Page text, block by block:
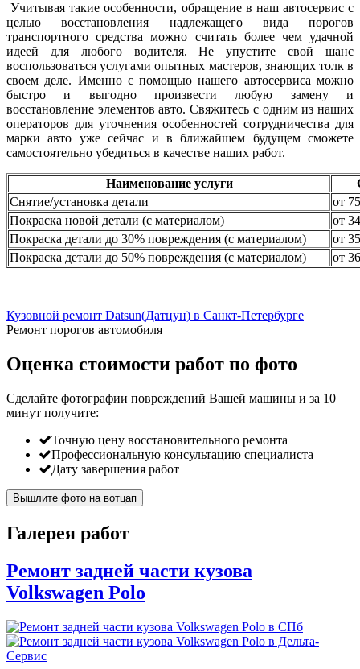
Учитывая такие особенности, обращение в наш автосервис с
целью восстановления надлежащего вида порогов
транспортного средства можно считать более чем удачной
идеей для любого водителя. Не упустите свой шанс
воспользоваться услугами опытных мастеров, знающих толк в
своем деле. Именно с помощью нашего автосервиса можно
быстро и выгодно произвести любую замену и
восстановление элементов авто. Свяжитесь с одним из наших
операторов для уточнения особенностей сотрудничества для
марки авто уже сейчас и в ближайшем будущем сможете
самостоятельно убедиться в качестве наших работ.
Наименование услуги
Снятие/установка детали
от
Покраска новой детали (с материалом)
от
Покраска детали до 30% повреждения (с материалом)
от
Покраска детали до 50% повреждения (с материалом)
от
Кузовной ремонт Datsun(Датцун) в Санкт-Петербурге
Ремонт порогов автомобиля
Оценка стоимости работ по фото
Сделайте фотографии повреждений Вашей машины и за 10
минут получите:
Точную цену восстановительного ремонта
Профессиональную консультацию специалиста
Дату завершения работ
Вышлите фото на вотцап
Галерея работ
Ремонт задней части кузова
Volkswagen Polo